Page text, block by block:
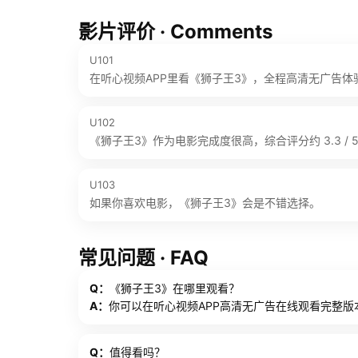
影片评价 · Comments
U101
在听心视频APP里看《狮子王3》，全程高清无广告体
U102
《狮子王3》作为电影完成度很高，综合评分约 3.3 / 5
U103
如果你喜欢电影，《狮子王3》会是不错选择。
常见问题 · FAQ
Q：
《狮子王3》在哪里观看？
A： 你可以在听心视频APP高清无广告在线观看完整版
Q： 值得看吗？